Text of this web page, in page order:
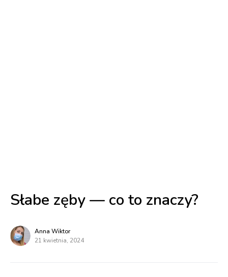
Słabe zęby — co to znaczy?
Anna Wiktor
21 kwietnia, 2024